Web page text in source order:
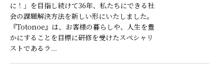
に！」を目指し続けて36年、私たちにできる社
会の課題解決方法を新しい形にいたしました。
『Totonoe』は、お客様の暮らしや、人生を豊
かにすることを目標に研修を受けたスペシャリ
ストであるラ...